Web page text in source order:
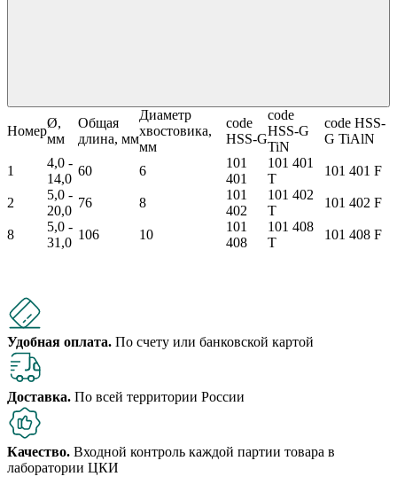
Номер
Ø,
мм
Общая
длина, мм
Диаметр
хвостовика,
мм
code
HSS-G
code
HSS-G
TiN
code HSS-
G TiAlN
1
4,0 -
14,0
60 6
101
401
101 401
T
101 401 F
2
5,0 -
20,0
76 8
101
402
101 402
T
101 402 F
8
5,0 -
31,0
106 10
101
408
101 408
T
101 408 F
Удобная оплата. По счету или банковской картой
Доставка. По всей территории России
Качество. Входной контроль каждой партии товара в
лаборатории ЦКИ